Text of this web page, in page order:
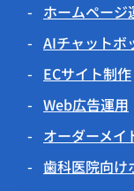
ホームページ
AIチャットボ
ECサイト制作
Web広告運用
オーダーメイ
歯科医院向け